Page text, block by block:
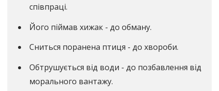
співпраці.
Його піймав хижак - до обману.
Сниться поранена птиця - до хвороби.
Обтрушується від води - до позбавлення від
морального вантажу.